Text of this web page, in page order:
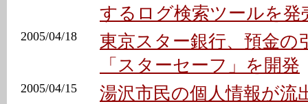
するログ検索ツールを発
2005/04/18
東京スター銀行、預金の
「スターセーフ」を開発
2005/04/15
湯沢市民の個人情報が流